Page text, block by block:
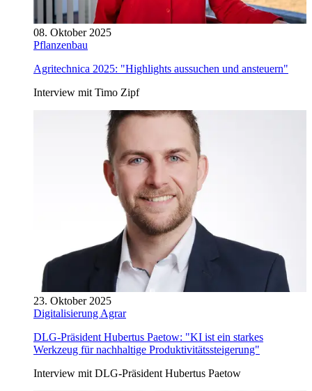
08. Oktober 2025
Pflanzenbau
Agritechnica 2025: "Highlights aussuchen und ansteuern"
Interview mit Timo Zipf
23. Oktober 2025
Digitalisierung Agrar
DLG-Präsident Hubertus Paetow: "KI ist ein starkes
Werkzeug für nachhaltige Produktivitätssteigerung"
Interview mit DLG-Präsident Hubertus Paetow